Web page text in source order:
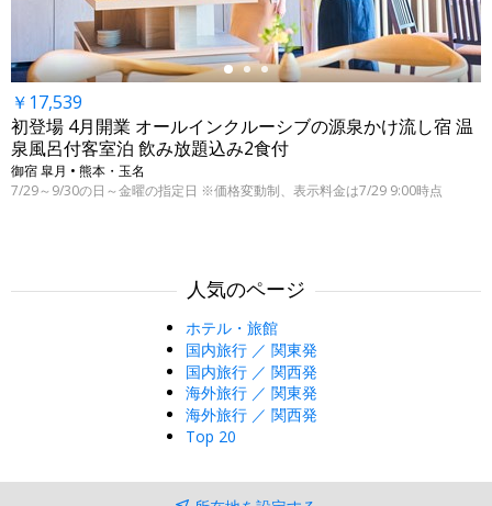
￥17,539
初登場 4月開業 オールインクルーシブの源泉かけ流し宿 温
泉風呂付客室泊 飲み放題込み2食付
御宿 皐月 • 熊本・玉名
7/29～9/30の日～金曜の指定日 ※価格変動制、表示料金は7/29 9:00時点
人気のページ
ホテル・旅館
国内旅行 ／ 関東発
国内旅行 ／ 関西発
海外旅行 ／ 関東発
海外旅行 ／ 関西発
Top 20